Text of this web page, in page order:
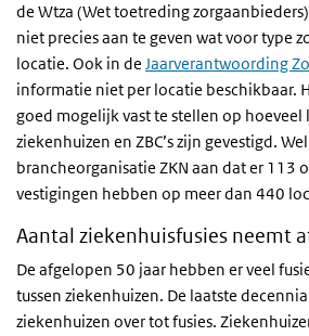
de Wtza (Wet toetreding
niet precies aan te geven wat voor type
locatie. Ook in de Jaarverantwoording
informatie niet per locatie beschikbaar.
goed mogelijk vast te stellen op hoeveel
ziekenhuizen en ZBC’s zijn gevestigd.
brancheorganisatie ZKN aan dat er 113
vestigingen hebben op meer dan 440
Aantal ziekenhuisfusies neemt
De afgelopen 50 jaar hebben er veel
tussen ziekenhuizen. De laatste
ziekenhuizen over tot fusies.